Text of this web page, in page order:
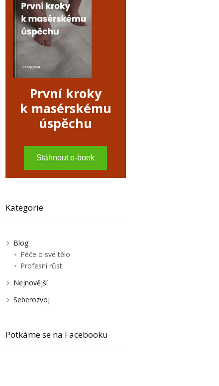
První kroky
k masérskému
úspěchu
Stáhnout e-book
Kategorie
Blog
Péče o své tělo
Profesní růst
Nejnovější
Seberozvoj
Potkáme se na Facebooku